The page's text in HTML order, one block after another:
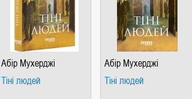
Абір Мухерджі
Тіні людей
Абір Мухерджі
Тіні людей